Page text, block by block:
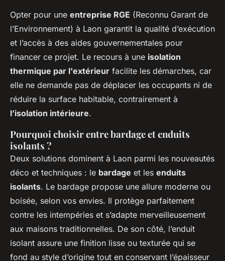
Opter pour une entreprise RGE (Reconnu Garant de
l’Environnement) à Laon garantit la qualité d’exécution
et l’accès à des aides gouvernementales pour
financer ce projet. Le recours à une isolation
thermique par l'extérieur facilite les démarches, car
elle ne demande pas de déplacer les occupants ni de
réduire la surface habitable, contrairement à
l’isolation intérieure.
Pourquoi choisir entre bardage et enduits
isolants ?
Deux solutions dominent à Laon parmi les nouveautés
déco et techniques : le bardage et les enduits
isolants. Le bardage propose une allure moderne ou
boisée, selon vos envies. Il protège parfaitement
contre les intempéries et s’adapte merveilleusement
aux maisons traditionnelles. De son côté, l’enduit
isolant assure une finition lisse ou texturée qui se
fond au style d’origine tout en conservant l’épaisseur